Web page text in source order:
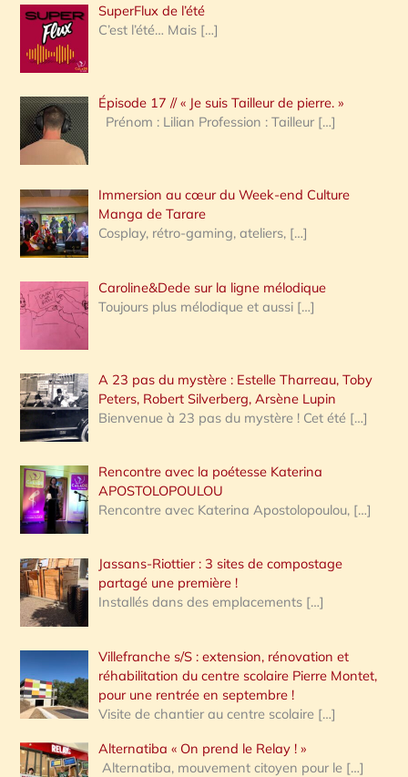
e
r
c
h
e
:
SuperFlux de l’été
C’est l’été… Mais […]
Épisode 17 // « Je suis Tailleur de pierre. »
Prénom : Lilian Profession : Tailleur […]
Immersion au cœur du Week-end Culture
Manga de Tarare
Cosplay, rétro-gaming, ateliers, […]
Caroline&Dede sur la ligne mélodique
Toujours plus mélodique et aussi […]
A 23 pas du mystère : Estelle Tharreau, Toby
Peters, Robert Silverberg, Arsène Lupin
Bienvenue à 23 pas du mystère ! Cet été […]
Rencontre avec la poétesse Katerina
APOSTOLOPOULOU
Rencontre avec Katerina Apostolopoulou, […]
Jassans-Riottier : 3 sites de compostage
partagé une première !
Installés dans des emplacements […]
Villefranche s/S : extension, rénovation et
réhabilitation du centre scolaire Pierre Montet,
pour une rentrée en septembre !
Visite de chantier au centre scolaire […]
Alternatiba « On prend le Relay ! »
Alternatiba, mouvement citoyen pour le […]